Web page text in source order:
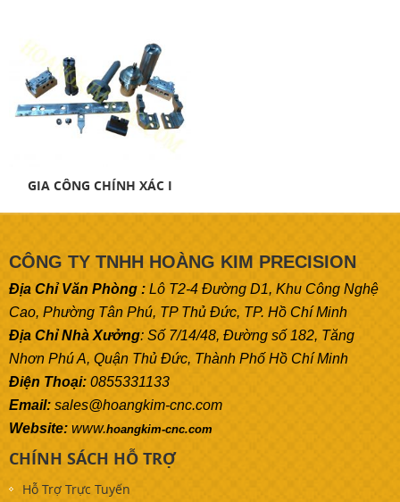
GIA CÔNG CHÍNH XÁC I
CÔNG TY TNHH HOÀNG KIM PRECISION
Địa Chỉ Văn Phòng : Lô T2-4 Đường D1, Khu Công Nghệ
Cao, Phường Tân Phú, TP Thủ Đức, TP. Hồ Chí Minh
Địa Chỉ Nhà Xưởng: Số 7/14/48, Đường số 182, Tăng
Nhơn Phú A, Quận Thủ Đức, Thành Phố Hồ Chí Minh
Điện Thoại: 0855331133
Email: sales@hoangkim-cnc.com
Website: www.hoangkim-cnc.com
CHÍNH SÁCH HỖ TRỢ
Hỗ Trợ Trực Tuyến